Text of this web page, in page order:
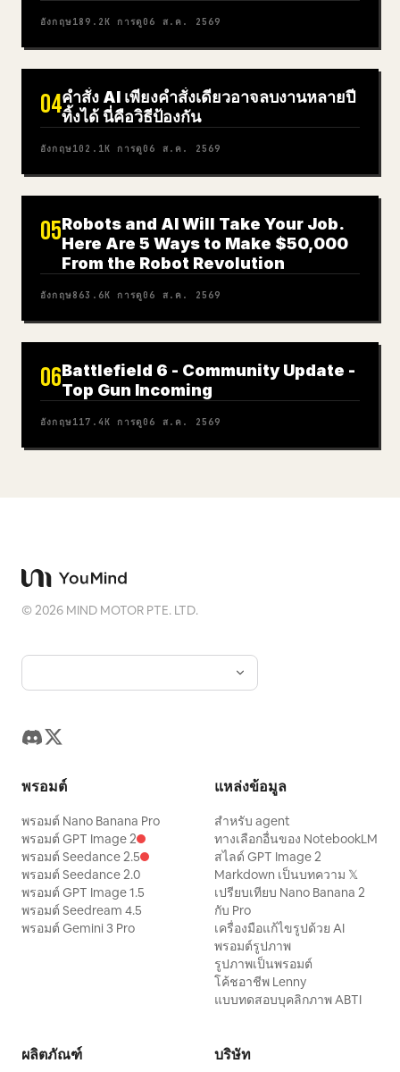
อังกฤษ189.2K การดู06 ส.ค. 2569
04คำสั่ง AI เพียงคำสั่งเดียวอาจลบงานหลายปี
ทิ้งได้ นี่คือวิธีป้องกัน
อังกฤษ102.1K การดู06 ส.ค. 2569
05Robots and AI Will Take Your Job.
Here Are 5 Ways to Make $50,000
From the Robot Revolution
อังกฤษ863.6K การดู06 ส.ค. 2569
06Battlefield 6 - Community Update -
Top Gun Incoming
อังกฤษ117.4K การดู06 ส.ค. 2569
©2026 MIND MOTOR PTE. LTD.
พรอมต์
พรอมต์ Nano Banana Pro
พรอมต์ GPT Image 2
พรอมต์ Seedance 2.5
พรอมต์ Seedance 2.0
พรอมต์ GPT Image 1.5
พรอมต์ Seedream 4.5
พรอมต์ Gemini 3 Pro
แหล่งข้อมูล
สำหรับ agent
ทางเลือกอื่นของ NotebookLM
สไลด์ GPT Image 2
Markdown เป็นบทความ 𝕏
เปรียบเทียบ Nano Banana 2
กับ Pro
เครื่องมือแก้ไขรูปด้วย AI
พรอมต์รูปภาพ
รูปภาพเป็นพรอมต์
โค้ชอาชีพ Lenny
แบบทดสอบบุคลิกภาพ ABTI
ผลิตภัณฑ์ บริษัท